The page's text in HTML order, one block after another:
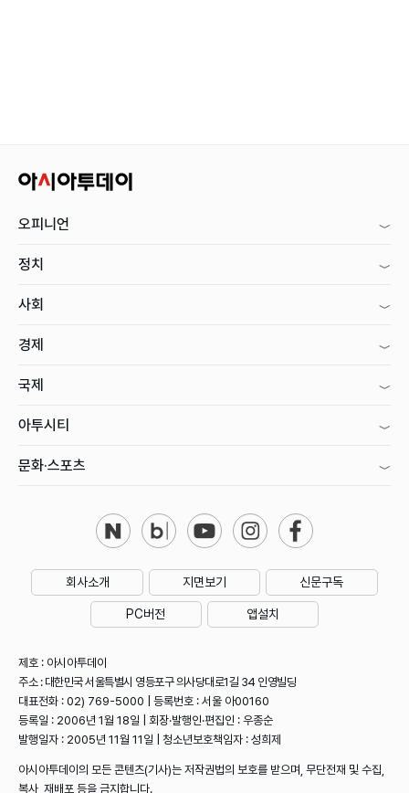
오피니언
정치
사회
경제
국제
아투시티
문화·스포츠
회사소개 지면보기 신문구독
PC버전 앱설치
제호 : 아시아투데이
주소 : 대한민국 서울특별시 영등포구 의사당대로1길 34 인영빌딩
대표전화 : 02) 769-5000 | 등록번호 : 서울 아00160
등록일 : 2006년 1월 18일 | 회장·발행인·편집인 : 우종순
발행일자 : 2005년 11월 11일 | 청소년보호책임자 : 성희제
아시아투데이의 모든 콘텐츠(기사)는 저작권법의 보호를 받으며, 무단전재 및 수집,
복사, 재배포 등을 금지합니다.